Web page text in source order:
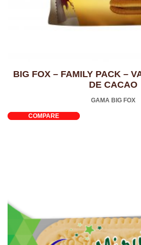
BIG FOX – FAMILY PACK –
DE CACAO
GAMA BIG FOX
COMPARE